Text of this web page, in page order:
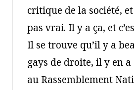
critique de la société, et
pas vrai. Il y a ça, et
Il se trouve qu’il y a
gays de droite, il y en
au Rassemblement